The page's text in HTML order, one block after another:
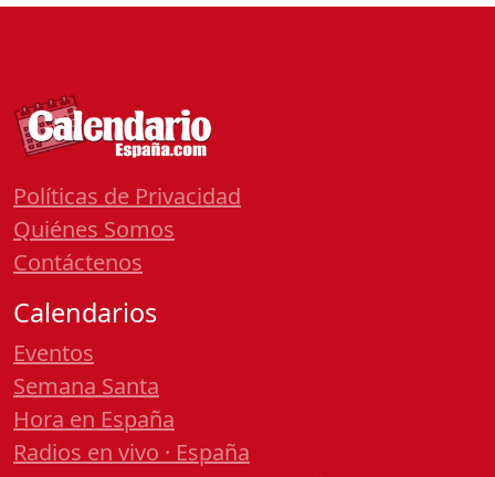
Políticas de Privacidad
Quiénes Somos
Contáctenos
Calendarios
Eventos
Semana Santa
Hora en España
Radios en vivo · España